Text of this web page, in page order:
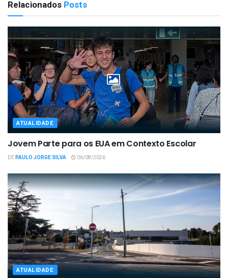
Relacionados Posts
ATUALIDADE
Jovem Parte para os EUA em Contexto Escolar
DEPAULO JORGE SILVA 06/08/2026
ATUALIDADE